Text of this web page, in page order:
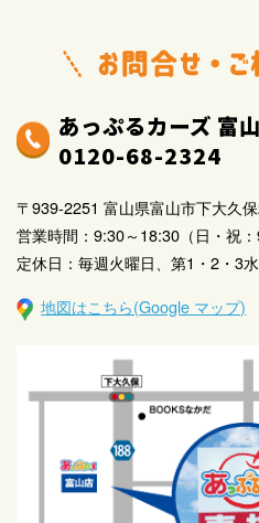
あっぷるカーズ 富
0120-68-2324
〒939-2251 富山県富山市下大久
営業時間：9:30～18:30（日・祝：
定休日：毎週火曜日、第1・2・3
地図はこちら(Google マップ)